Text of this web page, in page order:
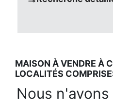
MAISON À VENDRE À
LOCALITÉS
Nous